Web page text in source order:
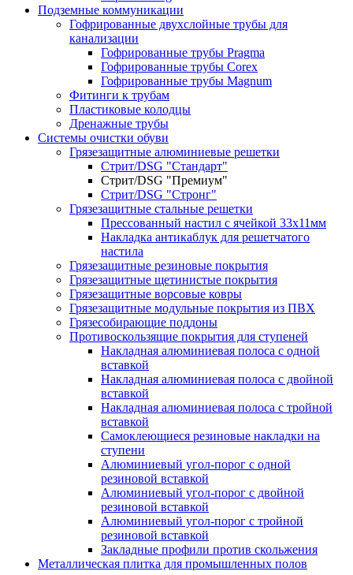
Подземные коммуникации
Гофрированные двухслойные трубы для
канализации
Гофрированные трубы Pragma
Гофрированные трубы Corex
Гофрированные трубы Magnum
Фитинги к трубам
Пластиковые колодцы
Дренажные трубы
Системы очистки обуви
Грязезащитные алюминиевые решетки
Стрит/DSG "Стандарт"
Стрит/DSG "Премиум"
Стрит/DSG "Стронг"
Грязезащитные стальные решетки
Прессованный настил с ячейкой 33х11мм
Накладка антикаблук для решетчатого
настила
Грязезащитные резиновые покрытия
Грязезащитные щетинистые покрытия
Грязезащитные ворсовые ковры
Грязезащитные модульные покрытия из ПВХ
Грязесобирающие поддоны
Противоскользящие покрытия для ступеней
Накладная алюминиевая полоса с одной
вставкой
Накладная алюминиевая полоса с двойной
вставкой
Накладная алюминиевая полоса с тройной
вставкой
Самоклеющиеся резиновые накладки на
ступени
Алюминиевый угол-порог с одной
резиновой вставкой
Алюминиевый угол-порог с двойной
резиновой вставкой
Алюминиевый угол-порог с тройной
резиновой вставкой
Закладные профили против скольжения
Металлическая плитка для промышленных полов